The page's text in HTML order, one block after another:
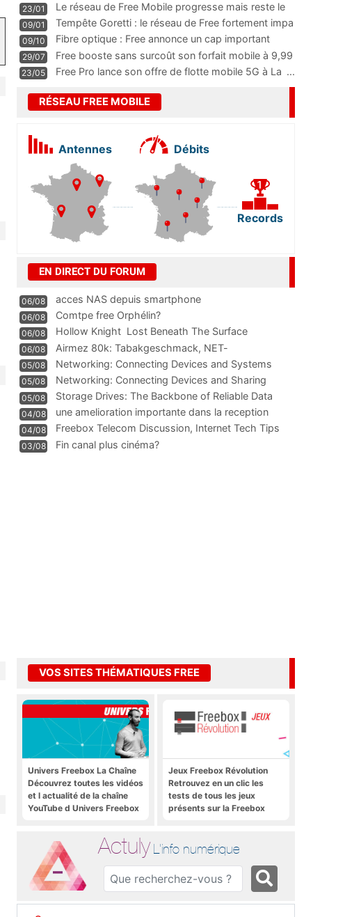
23/01
Le réseau de Free Mobile progresse mais reste le
m
...
09/01
Tempête Goretti : le réseau de Free fortement impa
09/10
Fibre optique : Free annonce un cap important
pass
...
29/07
Free booste sans surcoût son forfait mobile à 9,99
23/05 Free Pro lance son offre de flotte mobile 5G à La ...
RÉSEAU FREE MOBILE
Antennes Débits
Records
EN DIRECT DU FORUM
06/08 acces NAS depuis smartphone
06/08 Comtpe free Orphélin?
06/08 Hollow Knight  Lost Beneath The Surface
06/08
Airmez 80k: Tabakgeschmack, NET-
Technologie und Leistung im
05/08 Networking: Connecting Devices and Systems
05/08
Networking: Connecting Devices and Sharing
Information
05/08
Storage Drives: The Backbone of Reliable Data
Management
04/08
une amelioration importante dans la reception
WIFI
04/08
Freebox Telecom Discussion, Internet Tech Tips
Communi
03/08 Fin canal plus cinéma?
VOS SITES THÉMATIQUES FREE
Univers Freebox La Chaîne
Découvrez toutes les vidéos
et l actualité de la chaîne
YouTube d Univers Freebox
Jeux Freebox Révolution
Retrouvez en un clic les
tests de tous les jeux
présents sur la Freebox
Actuly L'info numérique